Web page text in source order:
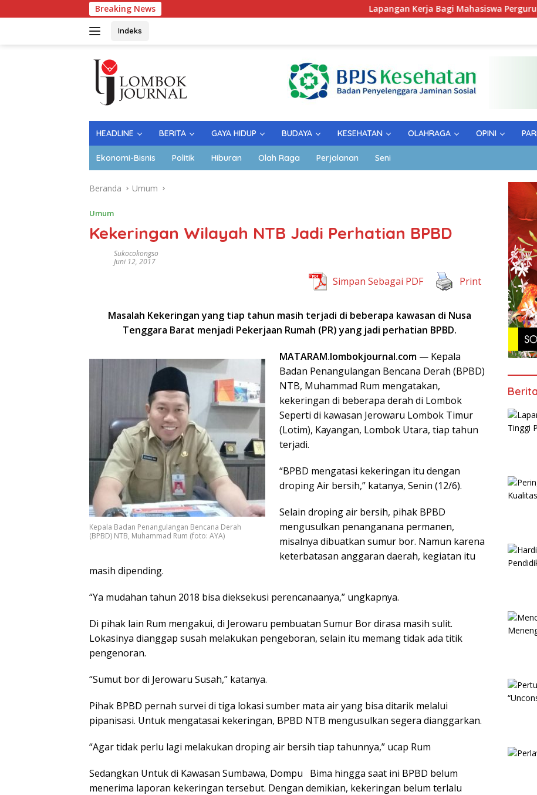
ke
Breaking News Lapangan Kerja Bagi Mahasiswa Perguruan Tinggi
Indeks
HEADLINE BERITA GAYA HIDUP BUDAYA KESEHATAN OLAHRAGA OPINI
Ekonomi-Bisnis Politik Hiburan Olah Raga Perjalanan Seni
Beranda Umum
Umum
Kekeringan Wilayah NTB Jadi Perhatian BPBD
Sukocokongso
Juni 12, 2017
Simpan Sebagai PDF Print
Masalah Kekeringan yang tiap tahun masih terjadi di beberapa kawasan di Nusa
Tenggara Barat menjadi Pekerjaan Rumah (PR) yang jadi perhatian BPBD.
Kepala Badan Penangulangan Bencana Derah
(BPBD) NTB, Muhammad Rum (foto: AYA)
MATARAM.lombokjournal.com — Kepala
Badan Penangulangan Bencana Derah (BPBD)
NTB, Muhammad Rum mengatakan,
kekeringan di beberapa derah di Lombok
Seperti di kawasan Jerowaru Lombok Timur
(Lotim), Kayangan, Lombok Utara, tiap tahun
terjadi.
“BPBD mengatasi kekeringan itu dengan
droping Air bersih,” katanya, Senin (12/6).
Selain droping air bersih, pihak BPBD
mengusulkan penanganana permanen,
misalnya dibuatkan sumur bor. Namun karena
keterbatasan anggaran daerah, kegiatan itu
masih dipending.
“Ya mudahan tahun 2018 bisa dieksekusi perencanaanya,” ungkapnya.
Di pihak lain Rum mengakui, di Jerowaru pembuatan Sumur Bor dirasa masih sulit.
Lokasinya dianggap susah melakukan pengeboran, selain itu memang tidak ada titik
pengenoran.
“Sumut bor di Jerowaru Susah,” katanya.
Pihak BPBD pernah survei di tiga lokasi sumber mata air yang bisa ditarik melalui
pipanisasi. Untuk mengatasai kekeringan, BPBD NTB mengusulkan segera dianggarkan.
“Agar tidak perlu lagi melakukan droping air bersih tiap tahunnya,” ucap Rum
Sedangkan Untuk di Kawasan Sumbawa, Dompu Bima hingga saat ini BPBD belum
menerima laporan kekeringan tersebut. Dengan demikian, kekeringan belum terlalu